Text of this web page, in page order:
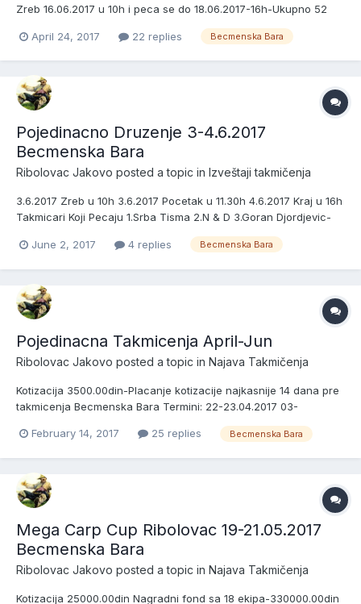
Zreb 16.06.2017 u 10h i peca se do 18.06.2017-16h-Ukupno 52
1:1,2,3,4,5 i 6 Sektor 2:7,8,9,10,11,12 i 13 Sektor 3:14,15,16,17,18 i 19
April 24, 2017 22 replies Becmenska Bara
Pojedinacno Druzenje 3-4.6.2017
Becmenska Bara
Ribolovac Jakovo posted a topic in Izveštaji takmičenja
3.6.2017 Zreb u 10h 3.6.2017 Pocetak u 11.30h 4.6.2017 Kraj u 16h
Takmicari Koji Pecaju 1.Srba Tisma 2.N & D 3.Goran Djordjevic-
7.Vlada Dejanovic 8.Ogi 9.Vulkan-Dejan Petrovic 10.Mrca Surcin
June 2, 2017 4 replies Becmenska Bara
Pojedinacna Takmicenja April-Jun
Ribolovac Jakovo posted a topic in Najava Takmičenja
Kotizacija 3500.00din-Placanje kotizacije najkasnije 14 dana pre
takmicenja Becmenska Bara Termini: 22-23.04.2017 03-
-12.05.2017 Pocetak 11.30h----------03.06.2017-------12.05.2017
February 14, 2017 25 replies Becmenska Bara
Mega Carp Cup Ribolovac 19-21.05.2017
Becmenska Bara
Ribolovac Jakovo posted a topic in Najava Takmičenja
Kotizacija 25000.00din Nagradni fond sa 18 ekipa-330000.00din